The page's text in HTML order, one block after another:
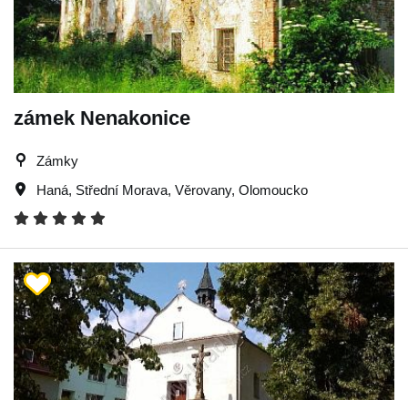
zámek Nenakonice
Zámky
Haná, Střední Morava, Věrovany, Olomoucko